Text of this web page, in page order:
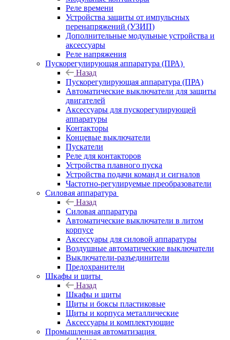
Реле времени
Устройства защиты от импульсных
перенапряжений (УЗИП)
Дополнительные модульные устройства и
аксессуары
Реле напряжения
Пускорегулирующая аппаратура (ПРА)
Назад
Пускорегулирующая аппаратура (ПРА)
Автоматические выключатели для защиты
двигателей
Аксессуары для пускорегулирующей
аппаратуры
Контакторы
Концевые выключатели
Пускатели
Реле для контакторов
Устройства плавного пуска
Устройства подачи команд и сигналов
Частотно-регулируемые преобразователи
Силовая аппаратура
Назад
Силовая аппаратура
Автоматические выключатели в литом
корпусе
Аксессуары для силовой аппаратуры
Воздушные автоматические выключатели
Выключатели-разъединители
Предохранители
Шкафы и щиты
Назад
Шкафы и щиты
Щиты и боксы пластиковые
Щиты и корпуса металлические
Аксессуары и комплектующие
Промышленная автоматизация